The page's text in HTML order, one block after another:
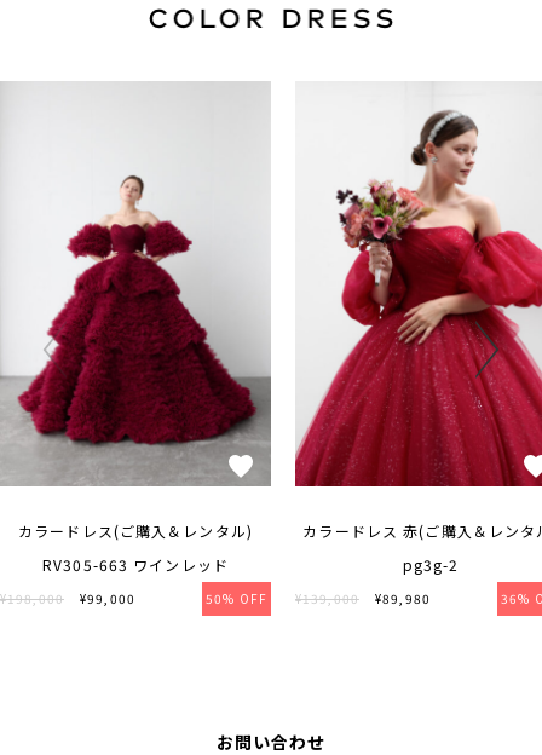
カラードレス(ご購入＆レンタル)
RV305-663 ワインレッド
¥198,000 ¥99,000 50% OFF
カラードレス 赤(ご購入＆レンタ
pg3g-2
¥139,000 ¥89,980 36%
お問い合わせ